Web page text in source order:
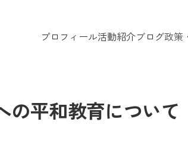
プロフィール活動紹介ブログ政策
の平和教育について